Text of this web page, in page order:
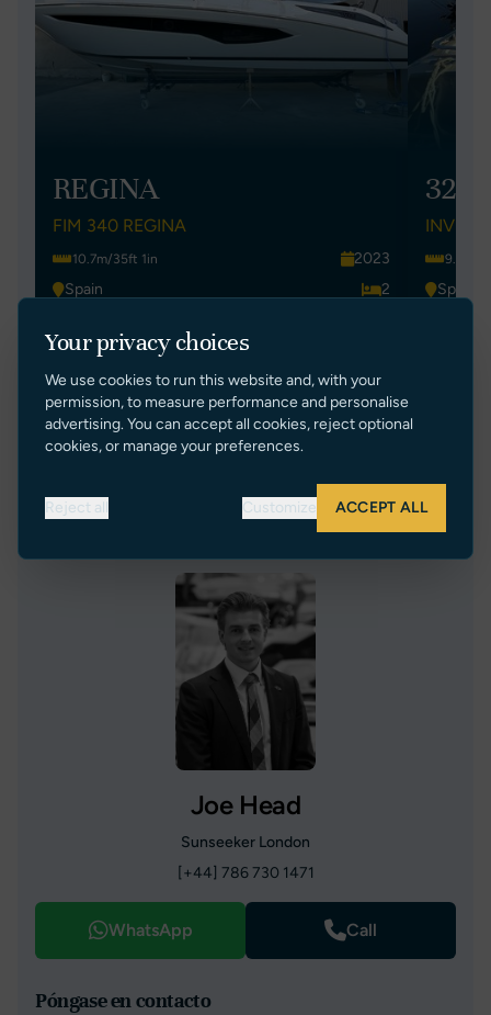
REGINA
FIM 340 REGINA
10.7m/35ft 1in
2023
Spain
2 Spain
←
Joe Head
Sunseeker London
[+44] 786 730 1471
WhatsApp Call
Póngase en contacto
Your privacy choices
We use cookies to run this website and, with your
permission, to measure performance and personalise
advertising. You can accept all cookies, reject optional
cookies, or manage your preferences.
Reject all Customize ACCEPT ALL